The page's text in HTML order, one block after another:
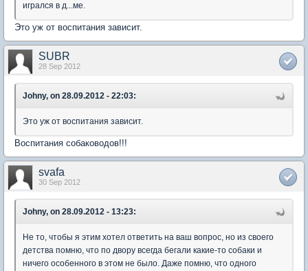
игрался в д...ме.
Это уж от воспитания зависит.
SUBR
28 Sep 2012
Johny, on 28.09.2012 - 22:03:
Это уж от воспитания зависит.
Воспитания собаководов!!!
svafa
30 Sep 2012
Johny, on 28.09.2012 - 13:23:
Не то, чтобы я этим хотел ответить на ваш вопрос, но из своего
детства помню, что по двору всегда бегали какие-то собаки и
ничего особенного в этом не было. Даже помню, что одного